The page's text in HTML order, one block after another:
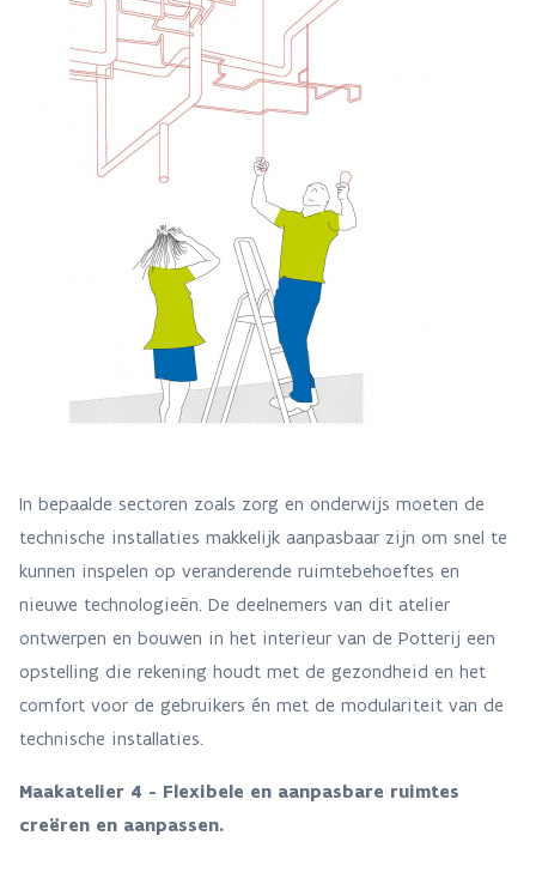
In bepaalde sectoren zoals zorg en onderwijs moeten de
technische installaties makkelijk aanpasbaar zijn om snel te
kunnen inspelen op veranderende ruimtebehoeftes en
nieuwe technologieën. De deelnemers van dit atelier
ontwerpen en bouwen in het interieur van de Potterij een
opstelling die rekening houdt met de gezondheid en het
comfort voor de gebruikers én met de modulariteit van de
technische installaties.
Maakatelier 4 - Flexibele en aanpasbare ruimtes
creëren en aanpassen.